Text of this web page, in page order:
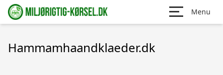
Menu
Hammamhaandklaeder.dk